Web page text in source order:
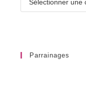
Parrainages